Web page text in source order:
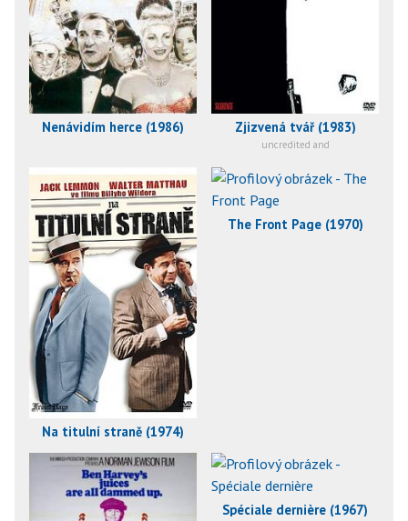
Nenávidím herce (1986) Zjizvená tvář (1983)
uncredited and
Na titulní straně (1974)
The Front Page (1970)
Spéciale dernière (1967)